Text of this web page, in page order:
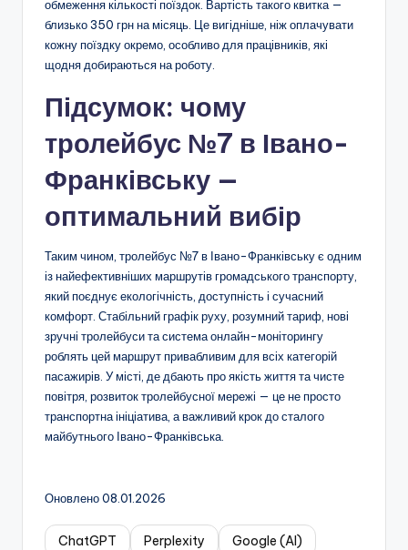
обмеження кількості поїздок. Вартість такого квитка —
близько 350 грн на місяць. Це вигідніше, ніж оплачувати
кожну поїздку окремо, особливо для працівників, які
щодня добираються на роботу.
Підсумок: чому
тролейбус №7 в Івано-
Франківську —
оптимальний вибір
Таким чином, тролейбус №7 в Івано-Франківську є одним
із найефективніших маршрутів громадського транспорту,
який поєднує екологічність, доступність і сучасний
комфорт. Стабільний графік руху, розумний тариф, нові
зручні тролейбуси та система онлайн-моніторингу
роблять цей маршрут привабливим для всіх категорій
пасажирів. У місті, де дбають про якість життя та чисте
повітря, розвиток тролейбусної мережі — це не просто
транспортна ініціатива, а важливий крок до сталого
майбутнього Івано-Франківська.
Оновлено 08.01.2026
ChatGPT Perplexity
Google (AI)